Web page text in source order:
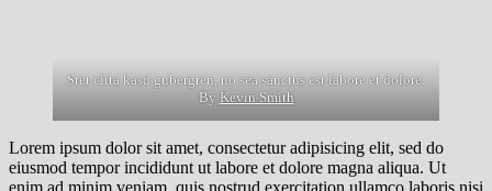
Stet clita kasd gubergren, no sea sanctus est labore et dolore.
By Kevin Smith
Lorem ipsum dolor sit amet, consectetur adipisicing elit, sed do
eiusmod tempor incididunt ut labore et dolore magna aliqua. Ut
enim ad minim veniam, quis nostrud exercitation ullamco laboris nisi